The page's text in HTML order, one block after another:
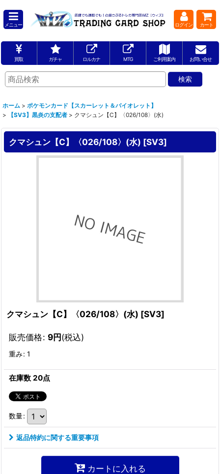
メニュー ログイン カート
買取 ガチャ ロルカナ MTG ご利用案内 お問い合せ
ホーム > ポケモンカード【スカーレット＆バイオレット】
>
【SV3】黒炎の支配者 > クマシュン【C】〈026/108〉(水)
クマシュン【C】〈026/108〉(水) [SV3]
クマシュン【C】〈026/108〉(水) [SV3]
販売価格: 9円(税込)
重み: 1
在庫数 20点
数量:
返品特約に関する重要事項
カートに入れる